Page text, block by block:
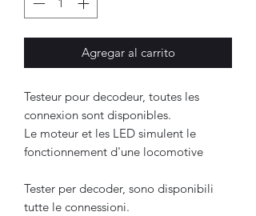
Agregar al carrito
Testeur pour decodeur, toutes les
connexion sont disponibles.
Le moteur et les LED simulent le
fonctionnement d'une locomotive
Tester per decoder, sono disponibili
tutte le connessioni.